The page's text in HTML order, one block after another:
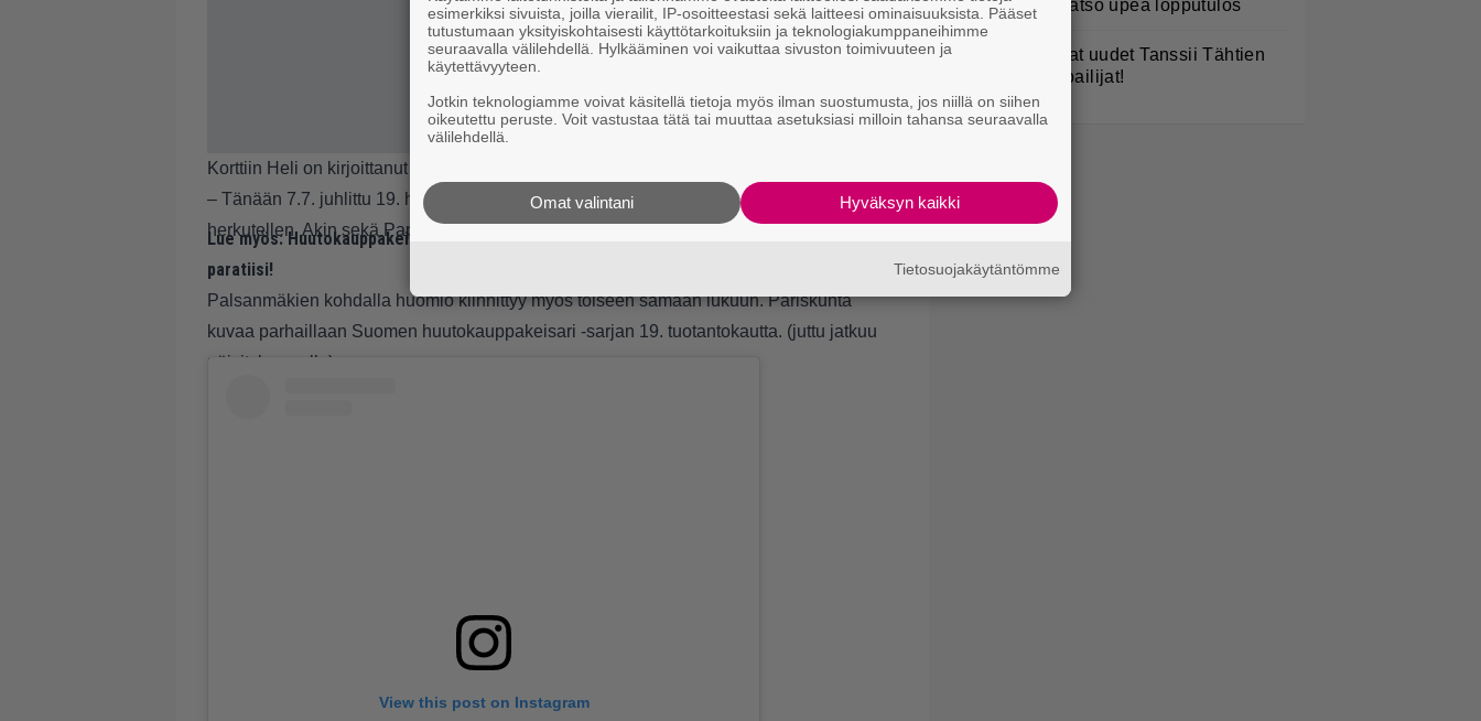
Korttiin Heli on kirjoittanut humoristisen heiton. Näin Heli kirjoittaa:
– Tänään 7.7. juhlittu 19. hääpäivämme, mennyt töitä tehden mutta hieman myös
herkutellen. Akin sekä Papun koulutus on vielä hieman kesken.
Lue myös: Huutokauppakeisarin apumies-Markku esitteli idyllisen kesämökkinsä – mikä
paratiisi!
Palsanmäkien kohdalla huomio kiinnittyy myös toiseen samaan lukuun. Pariskunta
kuvaa parhaillaan Suomen huutokauppakeisari -sarjan 19. tuotantokautta. (juttu jatkuu
päivityksen alla)
View this post on Instagram
lyhyeksi – katso upea lopputulos
9.
MTV: He ovat uudet Tanssii Tähtien
Kanssa -kilpailijat!
esimerkiksi sivuista, joilla vierailit, IP-osoitteestasi sekä laitteesi ominaisuuksista. Pääset
tutustumaan yksityiskohtaisesti käyttötarkoituksiin ja teknologiakumppaneihimme
seuraavalla välilehdellä. Hylkääminen voi vaikuttaa sivuston toimivuuteen ja
käytettävyyteen.
Jotkin teknologiamme voivat käsitellä tietoja myös ilman suostumusta, jos niillä on siihen
oikeutettu peruste. Voit vastustaa tätä tai muuttaa asetuksiasi milloin tahansa seuraavalla
välilehdellä.
Hyväksyn kaikki
Omat valintani
Tietosuojakäytäntömme